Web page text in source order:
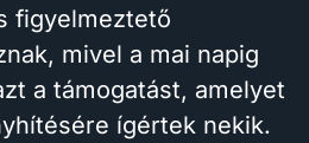
figyelmeztető
mivel a mai napig
a támogatást, amelyet
ígértek nekik.